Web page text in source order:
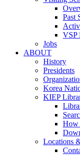
Past
VSP
Jobs
ABOUT
History
Presidents
Korea
KIEP
How
Locations